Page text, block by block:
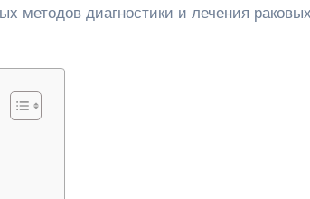
методов диагностики и лечения